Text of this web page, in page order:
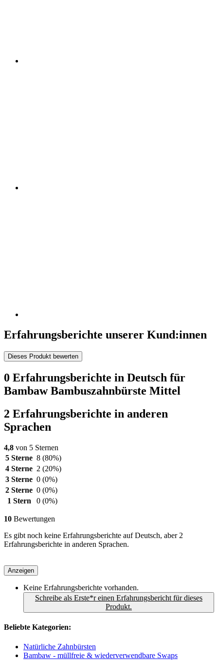
Erfahrungsberichte unserer Kund:innen
Dieses Produkt bewerten
0 Erfahrungsberichte in Deutsch für
Bambaw Bambuszahnbürste Mittel
2 Erfahrungsberichte in anderen
Sprachen
4,8 von 5 Sternen
5 Sterne 8 (80%)
4 Sterne 2 (20%)
3 Sterne 0 (0%)
2 Sterne 0 (0%)
1 Stern
0 (0%)
10 Bewertungen
Es gibt noch keine Erfahrungsberichte auf Deutsch, aber 2
Erfahrungsberichte in anderen Sprachen.
Anzeigen
Keine Erfahrungsberichte vorhanden.
Schreibe als Erste*r einen Erfahrungsbericht für dieses
Produkt.
Beliebte Kategorien:
Natürliche Zahnbürsten
Bambaw - müllfreie & wiederverwendbare Swaps